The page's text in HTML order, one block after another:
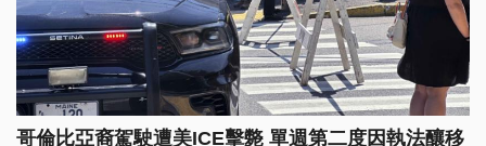
哥倫比亞裔駕駛遭美ICE擊斃 單週第二度因執法釀移